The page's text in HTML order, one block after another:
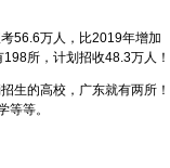
56.6万人，比2019年增加
所，计划招收48.3万人！
生的高校，广东就有两所！
等等。